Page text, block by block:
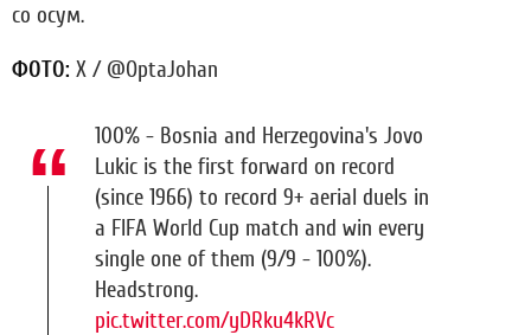
со осум.
ФОТО: X / @OptaJohan
100% - Bosnia and Herzegovina's Jovo
Lukic is the first forward on record
(since 1966) to record 9+ aerial duels in
a FIFA World Cup match and win every
single one of them (9/9 - 100%).
Headstrong.
pic.twitter.com/yDRku4kRVc